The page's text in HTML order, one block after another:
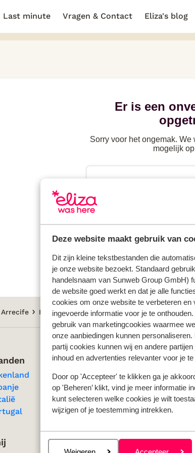
Deze website maakt gebruik van
Dit zijn kleine tekstbestanden die
je onze website bezoekt. Standaard
handelsnaam van Sunweb Group GmbH)
de website goed werkt en dat je alle
cookies om onze website te verbeteren
ingevoerde informatie voor je te
gebruik van marketingcookies waarmee
onze aanbiedingen kunnen
partij cookies kunnen wij en andere
inhoud en advertenties relevanter voor je
Door op 'Accepteer' te klikken ga je
op 'Beheren’ klikt, vind je meer informatie
kunt selecteren welke cookies je wilt
wijzigen of je toestemming intrekken.
Last minute Vragen & Contact Eliza's blog
Er is een
Sorry voor het ongemak. We
mogelijk
Bekijk het
Arrecife Hotel Villa Vik
Vakantie
Vakantie
Vakantie
Privacy &